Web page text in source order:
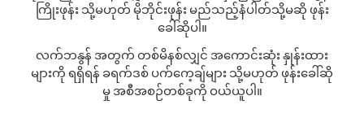
ကြိုးဖုန်း သို့မဟုတ် မိုဘိုင်းဖုန်း မည်သည့်နံပါတ်သို့မဆို ဖုန်း
ခေါ်ဆိုပါ။
လက်ဘနွန် အတွက် တစ်မိနစ်လျှင် အကောင်းဆုံး နှုန်းထား
များကို ရရှိရန် ခရက်ဒစ် ပက်ကေ့ချ်များ သို့မဟုတ် ဖုန်းခေါ်ဆို
မှု အစီအစဉ်တစ်ခုကို ဝယ်ယူပါ။